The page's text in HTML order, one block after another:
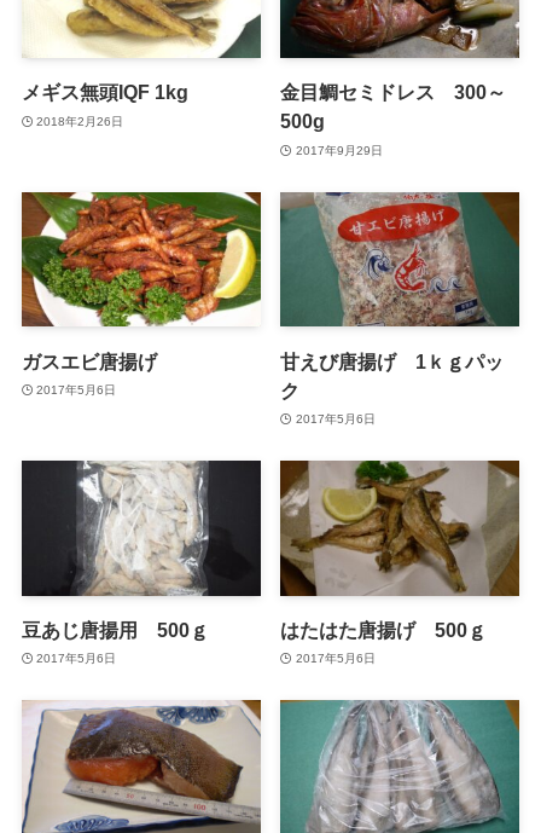
メギス無頭IQF 1kg
2018年2月26日
金目鯛セミドレス 300～
500g
2017年9月29日
ガスエビ唐揚げ
2017年5月6日
甘えび唐揚げ 1ｋｇパッ
ク
2017年5月6日
豆あじ唐揚用 500ｇ
2017年5月6日
はたはた唐揚げ 500ｇ
2017年5月6日